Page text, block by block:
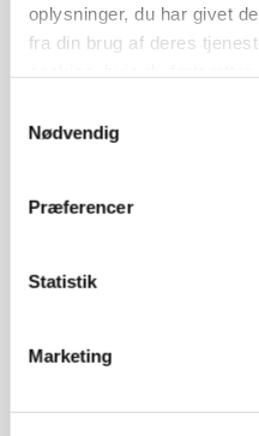
oplysninger, du har givet
fra din brug af deres
Nødvendig
Præferencer
Statistik
Marketing
protestgruppe vil
gødskningslov